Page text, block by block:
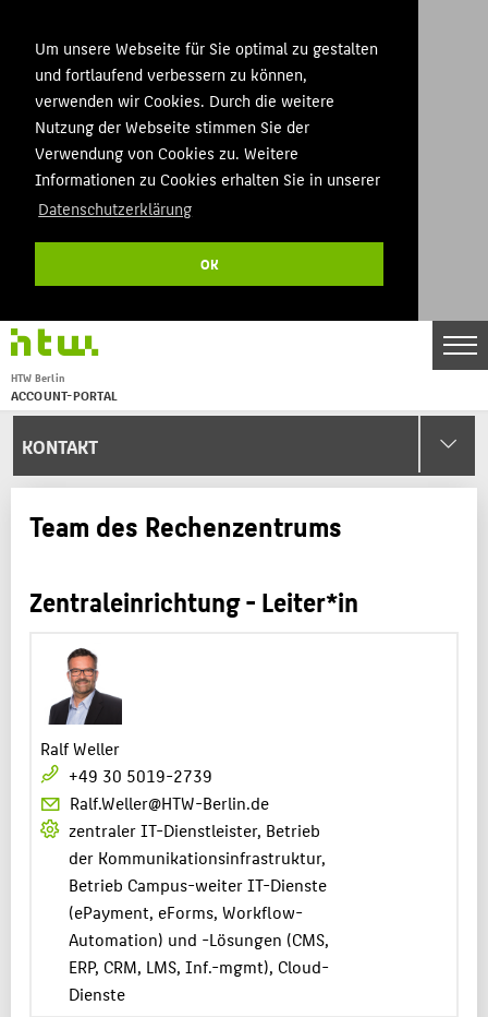
Um unsere Webseite für Sie optimal zu gestalten
und fortlaufend verbessern zu können,
verwenden wir Cookies. Durch die weitere
Nutzung der Webseite stimmen Sie der
Verwendung von Cookies zu. Weitere
Informationen zu Cookies erhalten Sie in unserer
Datenschutzerklärung
OK
HTW Berlin
ACCOUNT-PORTAL
Menu
KONTAKT
Team des Rechenzentrums
Zentraleinrichtung - Leiter*in
Ralf Weller
+49 30 5019-2739
Ralf.Weller@HTW-Berlin.de
zentraler IT-Dienstleister, Betrieb
der Kommunikationsinfrastruktur,
Betrieb Campus-weiter IT-Dienste
(ePayment, eForms, Workflow-
Automation) und -Lösungen (CMS,
ERP, CRM, LMS, Inf.-mgmt), Cloud-
Dienste
EN
STARTSEITE
BELIEBTE SEITEN
INTERN